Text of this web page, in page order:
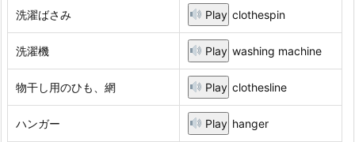
洗濯ばさみ Play clothespin
洗濯機 Play washing machine
物干し用のひも、網 Play clothesline
ハンガー Play hanger